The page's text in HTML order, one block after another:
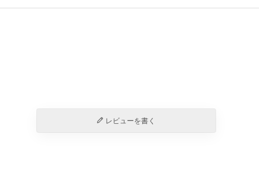
レビューを書く